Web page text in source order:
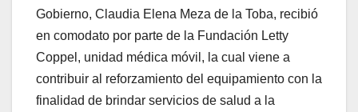
Gobierno, Claudia Elena Meza de la Toba, recibió
en comodato por parte de la Fundación Letty
Coppel, unidad médica móvil, la cual viene a
contribuir al reforzamiento del equipamiento con la
finalidad de brindar servicios de salud a la